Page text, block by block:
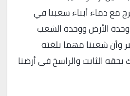
مع دماء أبناء شعبنا في
وحدة الأرض ووحدة الشعب
وأن شعبنا مهما بلغته
الثابت والراسخ في أرضنا